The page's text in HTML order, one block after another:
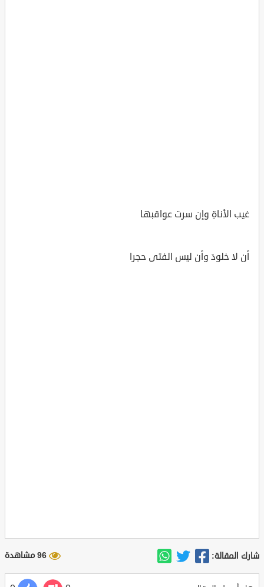
غيب الأناةِ وإن سرت عواقبها
أن لا خلودَ وأن ليس الفتى حجرا
شارك المقالة: 96 مشاهدة